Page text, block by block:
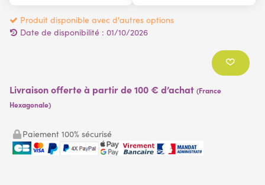
Produit disponible avec d'autres options
Date de disponibilité : 01/10/2026
Livraison offerte à partir de 100 € d’achat (France
Hexagonale)
Paiement 100% sécurisé